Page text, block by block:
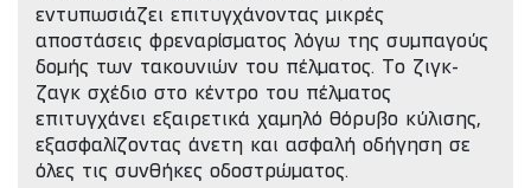
εντυπωσιάζει επιτυγχάνοντας μικρές
αποστάσεις φρεναρίσματος λόγω της συμπαγούς
δομής των τακουνιών του πέλματος. Το ζιγκ-
ζαγκ σχέδιο στο κέντρο του πέλματος
επιτυγχάνει εξαιρετικά χαμηλό θόρυβο κύλισης,
εξασφαλίζοντας άνετη και ασφαλή οδήγηση σε
όλες τις συνθήκες οδοστρώματος.